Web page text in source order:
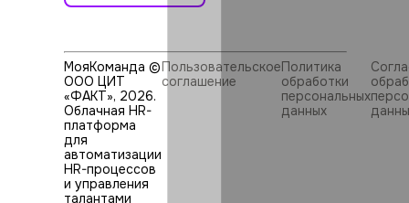
МояКоманда ©
ООО ЦИТ
«ФАКТ», 2026.
Облачная HR-
платформа
для
автоматизации
HR⁠-⁠процессов
и управления
талантами
Пользовательское
соглашение
Политика
обработки
персональных
данных